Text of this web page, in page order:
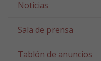
Noticias
Sala de prensa
Tablón de anuncios